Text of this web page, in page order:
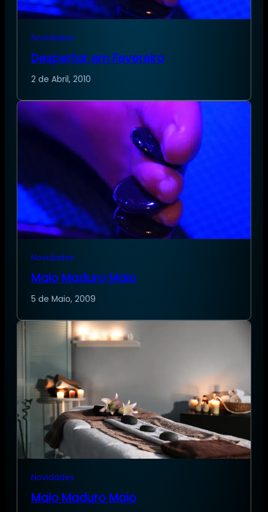
Novidades
Despertar em Fevereiro
2 de Abril, 2010
Novidades
Maio Maduro Maio
5 de Maio, 2009
Novidades
Maio Maduro Maio